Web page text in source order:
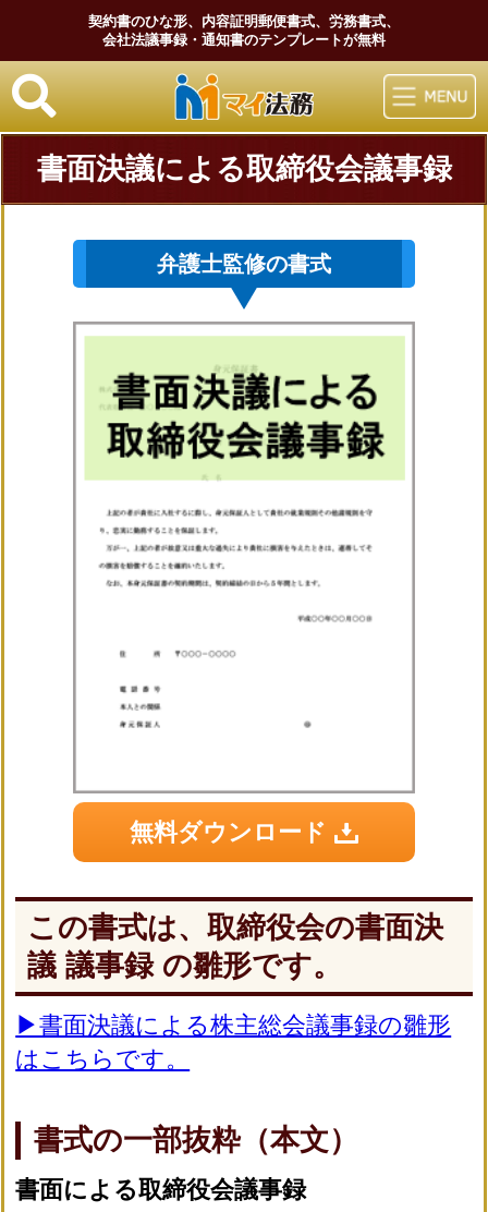
契約書のひな形、内容証明郵便書式、労務書式、
会社法議事録・通知書のテンプレートが無料
マイ法務
書面決議による取締役会議事録
弁護士監修の書式
無料ダウンロード
この書式は、取締役会の書面決
議 議事録 の雛形です。
▶書面決議による株主総会議事録の雛形
はこちらです。
書式の一部抜粋（本文）
書面による取締役会議事録